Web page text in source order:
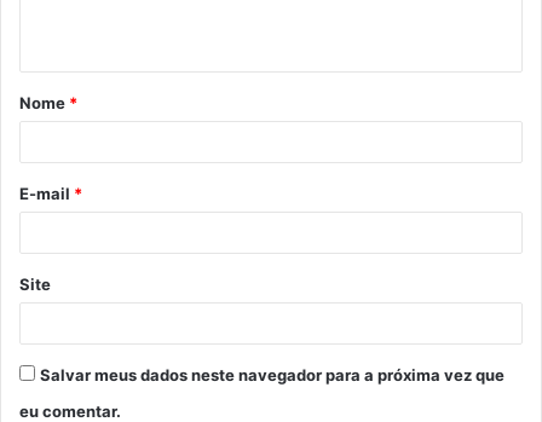
á
r
*
Nome *
E-mail *
Site
Salvar meus dados neste navegador para a próxima vez que
eu comentar.